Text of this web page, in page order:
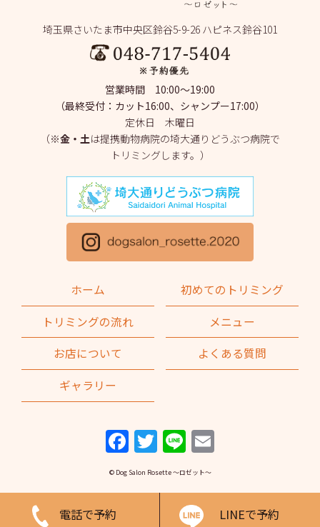
埼玉県さいたま市中央区鈴谷5-9-26 ハピネス鈴谷101
営業時間 10:00～19:00
（最終受付：カット16:00、シャンプー17:00）
定休日 木曜日
（※金・土は提携動物病院の埼大通りどうぶつ病院で
トリミングします。）
ホーム
初めてのトリミング
トリミングの流れ
メニュー
お店について
よくある質問
ギャラリー
F
a
c
T
w
itt
er
Li
n
e ai
l
© Dog Salon Rosette ～ロゼット～
電話で予約 LINEで予約